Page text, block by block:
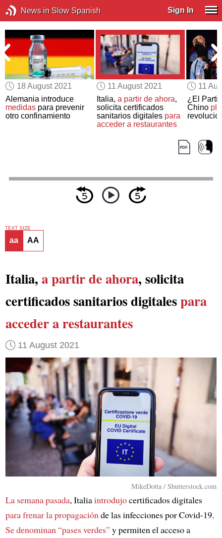
News in Slow Spanish Sign In
18 August 2021
Alemania introduce
medidas para prevenir
otro confinamiento
11 August 2021
Italia, a partir de ahora,
solicita certificados
sanitarios digitales para
acceder a restaurantes
11
¿El
Chino
TEXT SIZE
aa AA
Italia, a partir de ahora, solicita
certificados sanitarios digitalespara
acceder a restaurantes
11 August 2021
MikeDotta / Shutterstock.com
La semana pasada, Italiaintrodujocertificados digitales
para frenar la propagaciónde las infecciones por Covid-19.
Se denominan “pases verdes” y permiten el acceso a